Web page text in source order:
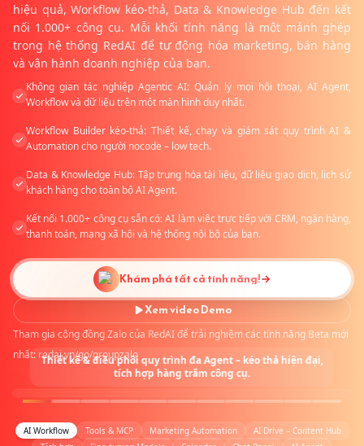
hiệu quả, Workflow kéo-thả, Data & Knowledge Hub đến kết
nối 1.000+ công cụ. Mỗi khối tính năng là một mảnh ghép
trong hệ thống RedAI để tự động hóa marketing, bán hàng
và vận hành doanh nghiệp của bạn.
Không gian tác nghiệp Agentic AI: Quản lý mọi hội thoại, AI Agent,
Workflow và dữ liệu trên một màn hình duy nhất.
Workflow Builder kéo-thả: Thiết kế, chạy và giám sát quy trình AI &
Automation cho người nocode – low tech.
Data & Knowledge Hub: Tập trung hóa tài liệu, dữ liệu giao dịch, lịch sử
khách hàng cho toàn bộ AI Agent.
Kết nối 1.000+ công cụ sẵn có: AI làm việc trực tiếp với CRM, ngân hàng,
thanh toán, mạng xã hội và hệ thống nội bộ của bạn.
Khám phá tất cả tính năng!
Xem video Demo
Tham gia cộng đồng Zalo của RedAI để trải nghiệm các tính năng Beta mới
nhất: redai.vn/go/groupzalo
Thiết kế & điều phối quy trình đa Agent – kéo thả hiện đại,
tích hợp hàng trăm công cụ.
AI Workflow Tools & MCP Marketing Automation
AI Drive – Content Hub